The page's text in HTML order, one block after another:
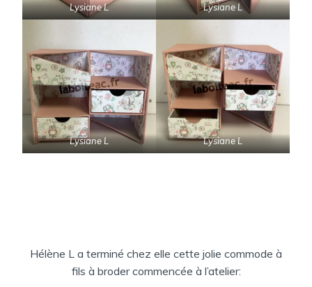
Lysiane L Lysiane L
Lysiane L Lysiane L
Hélène L a terminé chez elle cette jolie commode à
fils à broder commencée à l’atelier: